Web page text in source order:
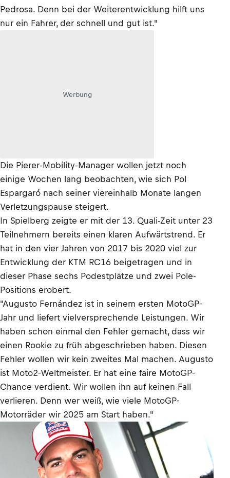
Pedrosa. Denn bei der Weiterentwicklung hilft uns
nur ein Fahrer, der schnell und gut ist."
Werbung
Die Pierer-Mobility-Manager wollen jetzt noch
einige Wochen lang beobachten, wie sich Pol
Espargaró nach seiner viereinhalb Monate langen
Verletzungspause steigert.
In Spielberg zeigte er mit der 13. Quali-Zeit unter 23
Teilnehmern bereits einen klaren Aufwärtstrend. Er
hat in den vier Jahren von 2017 bis 2020 viel zur
Entwicklung der KTM RC16 beigetragen und in
dieser Phase sechs Podestplätze und zwei Pole-
Positions erobert.
"Augusto Fernández ist in seinem ersten MotoGP-
Jahr und liefert vielversprechende Leistungen. Wir
haben schon einmal den Fehler gemacht, dass wir
einen Rookie zu früh abgeschrieben haben. Diesen
Fehler wollen wir kein zweites Mal machen. Augusto
ist Moto2-Weltmeister. Er hat eine faire MotoGP-
Chance verdient. Wir wollen ihn auf keinen Fall
verlieren. Denn wer weiß, wie viele MotoGP-
Motorräder wir 2025 am Start haben."